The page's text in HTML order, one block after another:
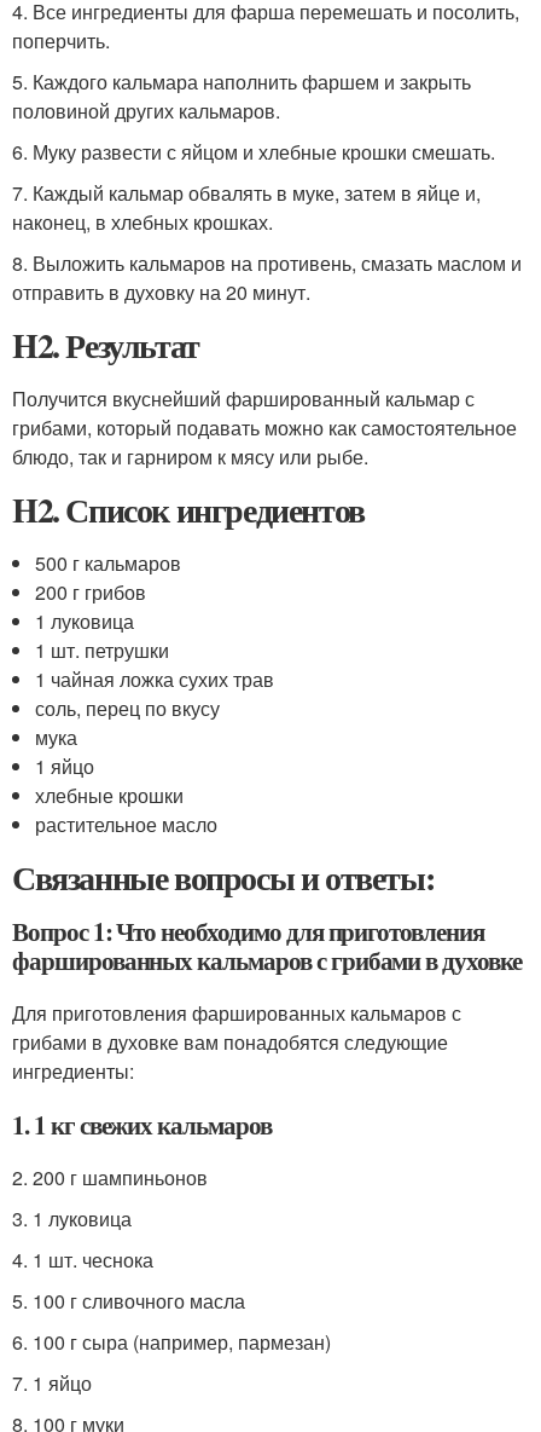
4. Все ингредиенты для фарша перемешать и посолить,
поперчить.
5. Каждого кальмара наполнить фаршем и закрыть
половиной других кальмаров.
6. Муку развести с яйцом и хлебные крошки смешать.
7. Каждый кальмар обвалять в муке, затем в яйце и,
наконец, в хлебных крошках.
8. Выложить кальмаров на противень, смазать маслом и
отправить в духовку на 20 минут.
H2. Результат
Получится вкуснейший фаршированный кальмар с
грибами, который подавать можно как самостоятельное
блюдо, так и гарниром к мясу или рыбе.
H2. Список ингредиентов
500 г кальмаров
200 г грибов
1 луковица
1 шт. петрушки
1 чайная ложка сухих трав
соль, перец по вкусу
мука
1 яйцо
хлебные крошки
растительное масло
Связанные вопросы и ответы:
Вопрос 1: Что необходимо для приготовления
фаршированных кальмаров с грибами в духовке
Для приготовления фаршированных кальмаров с
грибами в духовке вам понадобятся следующие
ингредиенты:
1. 1 кг свежих кальмаров
2. 200 г шампиньонов
3. 1 луковица
4. 1 шт. чеснока
5. 100 г сливочного масла
6. 100 г сыра (например, пармезан)
7. 1 яйцо
8. 100 г муки